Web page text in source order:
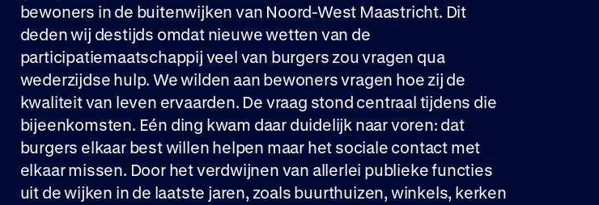
bewoners in de buitenwijken van Noord-West Maastricht. Dit
deden wij destijds omdat nieuwe wetten van de
participatiemaatschappij veel van burgers zou vragen qua
wederzijdse hulp. We wilden aan bewoners vragen hoe zij de
kwaliteit van leven ervaarden. De vraag stond centraal tijdens die
bijeenkomsten. Eén ding kwam daar duidelijk naar voren: dat
burgers elkaar best willen helpen maar het sociale contact met
elkaar missen. Door het verdwijnen van allerlei publieke functies
uit de wijken in de laatste jaren, zoals buurthuizen, winkels, kerken